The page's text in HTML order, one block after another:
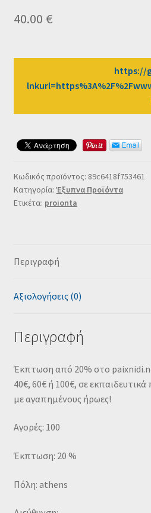
40.00 €
https://
Κωδικός προϊόντος: 89c6418f753461
Κατηγορία:Έξυπνα Προϊόντα
Ετικέτα: proionta
Περιγραφή
Αξιολογήσεις (0)
Περιγραφή
Έκπτωση από 20% στο
40€, 60€ ή 100€, σε εκπαιδευτικά
με αγαπημένους ήρωες!
Αγορές: 100
Έκπτωση: 20 %
Πόλη: athens